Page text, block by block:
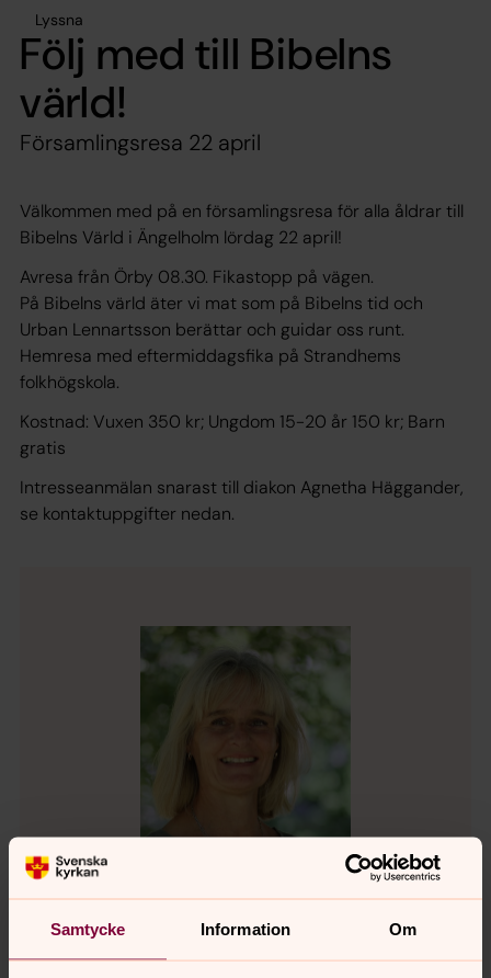
Samtycke Information Om
Lyssna
Följ med till Bibelns
värld!
Församlingsresa 22 april
Välkommen med på en församlingsresa för alla åldrar till
Bibelns Värld i Ängelholm lördag 22 april!
Avresa från Örby 08.30. Fikastopp på vägen.
På Bibelns värld äter vi mat som på Bibelns tid och
Urban Lennartsson berättar och guidar oss runt.
Hemresa med eftermiddagsfika på Strandhems
folkhögskola.
Kostnad: Vuxen 350 kr; Ungdom 15-20 år 150 kr; Barn
gratis
Intresseanmälan snarast till diakon Agnetha Häggander,
se kontaktuppgifter nedan.
Agnetha Häggander